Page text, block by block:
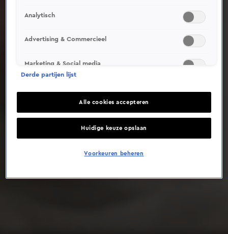
Deze video is niet beschikbaar op je huidige locatie
Analytisch
Advertising & Commercieel
Marketing & Social media
Derde partijen lijst
Alle cookies accepteren
Huidige keuze opslaan
Voorkeuren beheren